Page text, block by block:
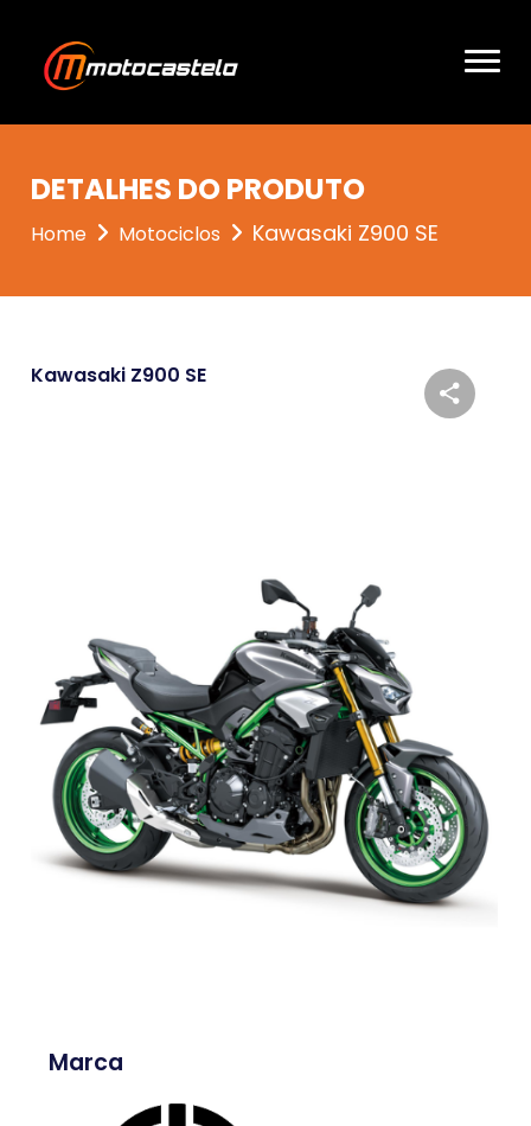
DETALHES DO PRODUTO
Home Motociclos Kawasaki Z900 SE
Kawasaki Z900 SE
Marca